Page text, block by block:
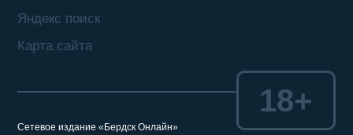
Яндекс поиск
Карта сайта
Сетевое издание «Бердск Онлайн»
18+